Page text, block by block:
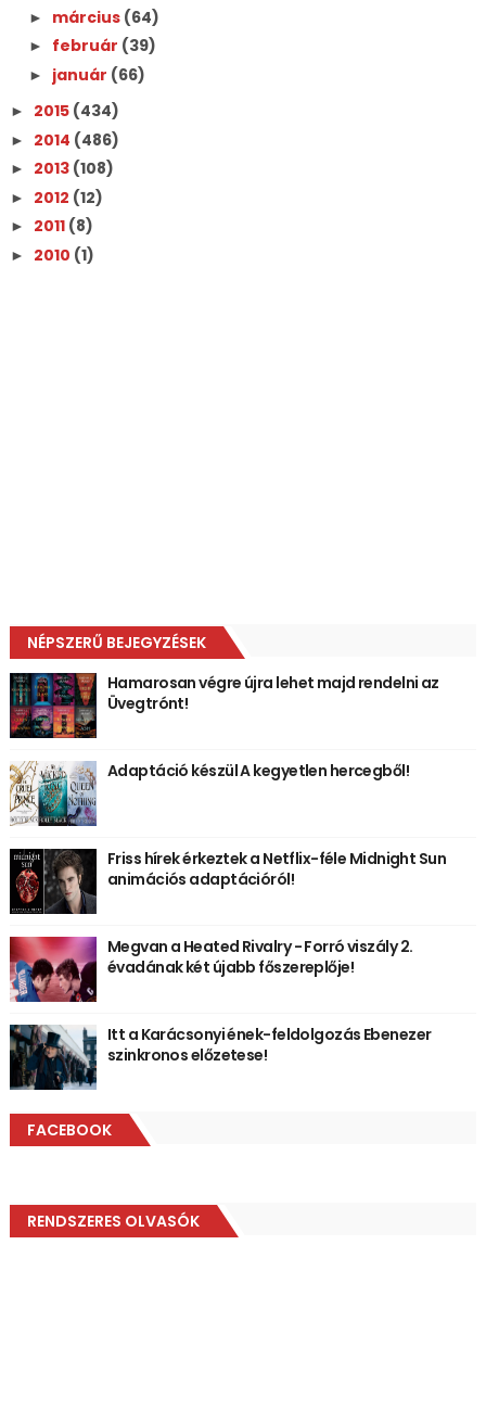
► március (64)
► február (39)
► január (66)
► 2015 (434)
► 2014 (486)
► 2013 (108)
► 2012 (12)
► 2011 (8)
► 2010 (1)
NÉPSZERŰ BEJEGYZÉSEK
Hamarosan végre újra lehet majd rendelni az
Üvegtrónt!
Adaptáció készül A kegyetlen hercegből!
Friss hírek érkeztek a Netflix-féle Midnight Sun
animációs adaptációról!
Megvan a Heated Rivalry - Forró viszály 2.
évadának két újabb főszereplője!
Itt a Karácsonyi ének-feldolgozás Ebenezer
szinkronos előzetese!
FACEBOOK
RENDSZERES OLVASÓK